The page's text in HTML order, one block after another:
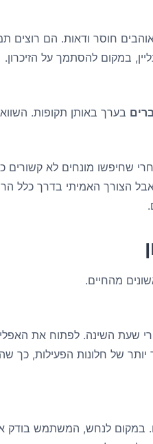
חוסר ודאות. הם רוצים
במקום להסתמך על הזיכרון.
בערך באותן תקופות.
שחיפשו מונחים לא קשורים
הצורך האמיתי בדרך כלל
של חלונות הפעילות, כך
במקום לנחש, המשתמש בודק